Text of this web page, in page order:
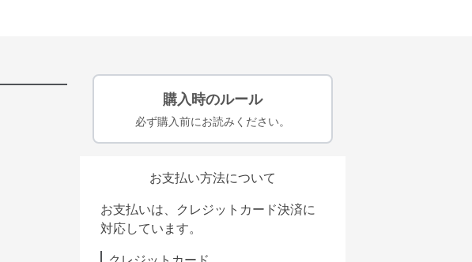
購入時のルール
必ず購入前にお読みください。
お支払い方法について
お支払いは、クレジットカード決済に
対応しています。